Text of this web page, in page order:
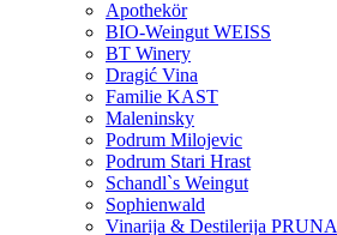
Apothekör
BIO-Weingut WEISS
BT Winery
Dragić Vina
Familie KAST
Maleninsky
Podrum Milojevic
Podrum Stari Hrast
Schandl`s Weingut
Sophienwald
Vinarija & Destilerija PRUNA